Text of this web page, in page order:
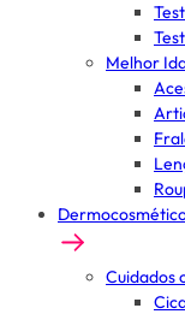
Melhor
Cuidados